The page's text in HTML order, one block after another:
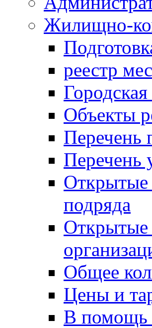
Жилищно-
реестр
Городская
Объекты
Перечень
Перечень
Открытые
подряда
Открытые
Общее
Цены и
В помощь